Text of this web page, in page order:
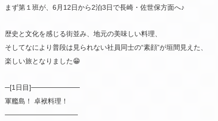
まず第１班が、6月12日から2泊3日で長崎・佐世保方面へ♪
歴史と文化を感じる街並み、地元の美味しい料理、
そしてなにより普段は見られない社員同士の“素顔”が垣間見えた、
楽しい旅となりました😁
─[1日目]──────────
軍艦島！ 卓袱料理！
───────────────